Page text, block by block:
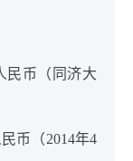
民币（同济大
币（2014年4